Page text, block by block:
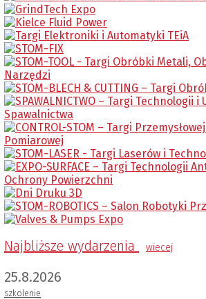
Najbliższe wydarzenia wiecej
25.8.2026
szkolenie